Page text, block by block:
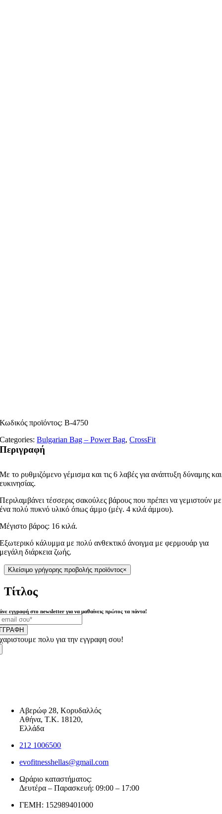
Κωδικός προϊόντος:B-4750
Categories:Bulgarian Bag – Power Bag,CrossFit
Περιγραφή
Με το ρυθμιζόμενο γέμισμα και τις 6 λαβές για ανάπτυξη δύναμης και
ευκινησίας.
Περιλαμβάνει τέσσερις σακούλες βάρους που πρέπει να γεμιστούν με
ένα πολύ πυκνό υλικό όπως άμμο (μέγ. 4 κιλά άμμου).
Μέγιστο βάρος: 16 κιλά.
Εξωτερικό κάλυμμα με πολύ ανθεκτικό άνοιγμα με φερμουάρ για
μεγάλη διάρκεια ζωής.
Κλείσιμο γρήγορης προβολής προϊόντος×
Τίτλος
εγγραφή στο newsletter για να μαθαίνεις πρώτος τα πάντα!
πολυ για την εγγραφη σου!
Αβερώφ 28, Κορυδαλλός
Αθήνα, Τ.Κ. 18120,
Ελλάδα
212 1006500
evofitnesshellas@gmail.com
Ωράριο καταστήματος:
Δευτέρα – Παρασκευή: 09:00 – 17:00
ΓΕΜΗ: 152989401000